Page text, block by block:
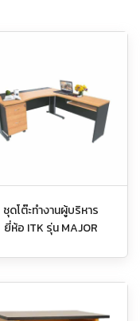
ชุดโต๊ะทำงานผู้บริหาร
ยี่ห้อ ITK รุ่น MAJOR